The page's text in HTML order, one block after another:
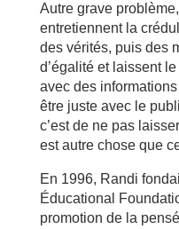
Autre grave
entretiennent la
des vérités, puis des
d’égalité et laissent
avec des
être juste avec le
c’est de ne pas
est autre chose que
En 1996, Randi
Éducational
promotion de la